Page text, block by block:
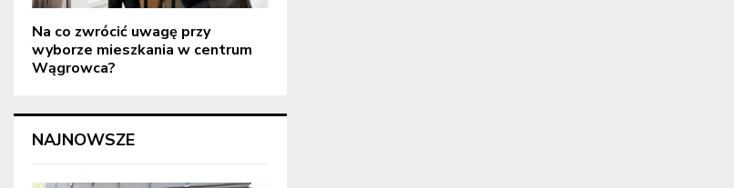
Na co zwrócić uwagę przy
wyborze mieszkania w centrum
Wągrowca?
NAJNOWSZE